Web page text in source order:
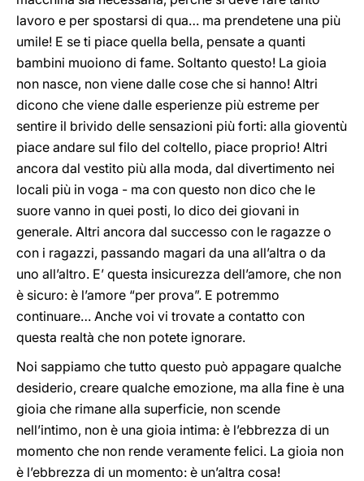
lavoro e per spostarsi di qua… ma prendetene una più
umile! E se ti piace quella bella, pensate a quanti
bambini muoiono di fame. Soltanto questo! La gioia
non nasce, non viene dalle cose che si hanno! Altri
dicono che viene dalle esperienze più estreme per
sentire il brivido delle sensazioni più forti: alla gioventù
piace andare sul filo del coltello, piace proprio! Altri
ancora dal vestito più alla moda, dal divertimento nei
locali più in voga - ma con questo non dico che le
suore vanno in quei posti, lo dico dei giovani in
generale. Altri ancora dal successo con le ragazze o
con i ragazzi, passando magari da una all’altra o da
uno all’altro. E’ questa insicurezza dell’amore, che non
è sicuro: è l’amore “per prova”. E potremmo
continuare… Anche voi vi trovate a contatto con
questa realtà che non potete ignorare.
Noi sappiamo che tutto questo può appagare qualche
desiderio, creare qualche emozione, ma alla fine è una
gioia che rimane alla superficie, non scende
nell’intimo, non è una gioia intima: è l’ebbrezza di un
momento che non rende veramente felici. La gioia non
è l’ebbrezza di un momento: è un’altra cosa!